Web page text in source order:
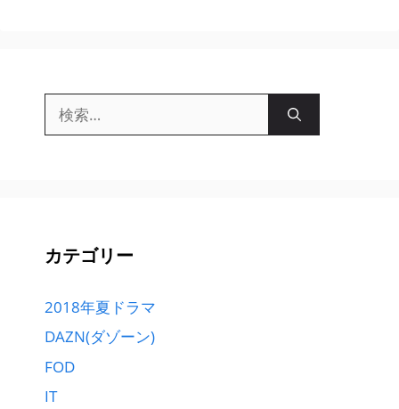
索:
カテゴリー
2018年夏ドラマ
DAZN(ダゾーン)
FOD
IT